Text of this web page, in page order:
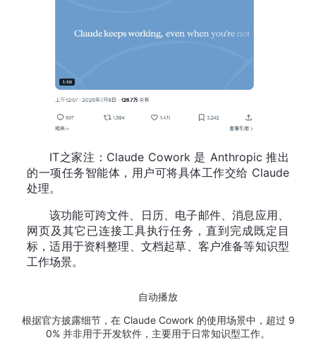
IT之家注：Claude Cowork 是 Anthropic 推出
的一项任务智能体，用户可将具体工作交给 Claude
处理。
该功能可跨文件、日历、电子邮件、消息应用、
网页及其它已连接工具执行任务，直到完成既定目
标，适用于资料整理、文档起草、客户准备等知识型
工作场景。
自动播放
根据官方披露细节，在 Claude Cowork 的使用场景中，超过 9
0% 并非用于开发软件，主要用于日常知识型工作。